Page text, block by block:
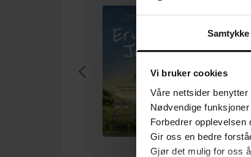
Samtykke
Vi bruker cookies
Våre nettsider
Nødvendige
Forbedrer opplevelsen
Gir oss en bedre
Gjør det mulig for oss